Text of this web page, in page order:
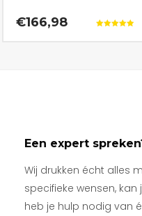
€166,98
Een expert
Wij drukken écht alles
specifieke wensen,
heb je hulp nodig van